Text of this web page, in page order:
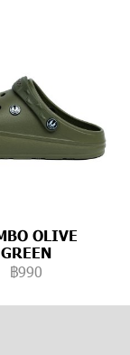
OLIVE
GREEN
฿990